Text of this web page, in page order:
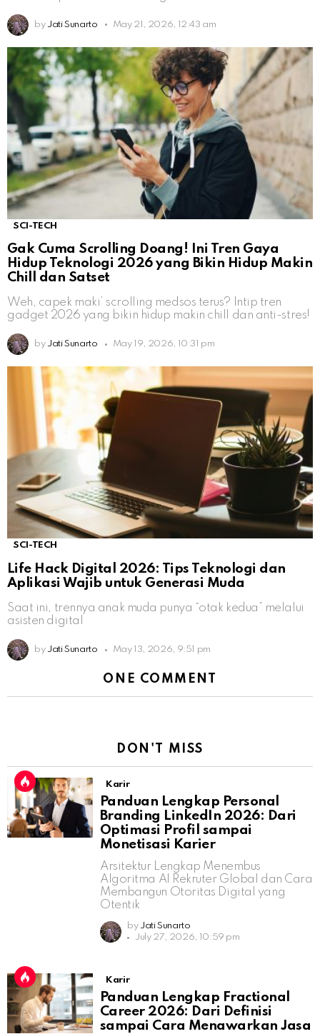
by Jati Sunarto May 21, 2026, 12:43 am
SCI-TECH
Gak Cuma Scrolling Doang! Ini Tren Gaya
Hidup Teknologi 2026 yang Bikin Hidup Makin
Chill dan Satset
Weh, capek maki’ scrolling medsos terus? Intip tren
gadget 2026 yang bikin hidup makin chill dan anti-stres!
by Jati Sunarto May 19, 2026, 10:31 pm
SCI-TECH
Life Hack Digital 2026: Tips Teknologi dan
Aplikasi Wajib untuk Generasi Muda
Saat ini, trennya anak muda punya “otak kedua” melalui
asisten digital
by Jati Sunarto May 13, 2026, 9:51 pm
ONE COMMENT
DON'T MISS
Karir
Panduan Lengkap Personal
Branding LinkedIn 2026: Dari
Optimasi Profil sampai
Monetisasi Karier
Arsitektur Lengkap Menembus
Algoritma AI Rekruter Global dan Cara
Membangun Otoritas Digital yang
Otentik
by Jati Sunarto
July 27, 2026, 10:59 pm
Karir
Panduan Lengkap Fractional
Career 2026: Dari Definisi
sampai Cara Menawarkan Jasa